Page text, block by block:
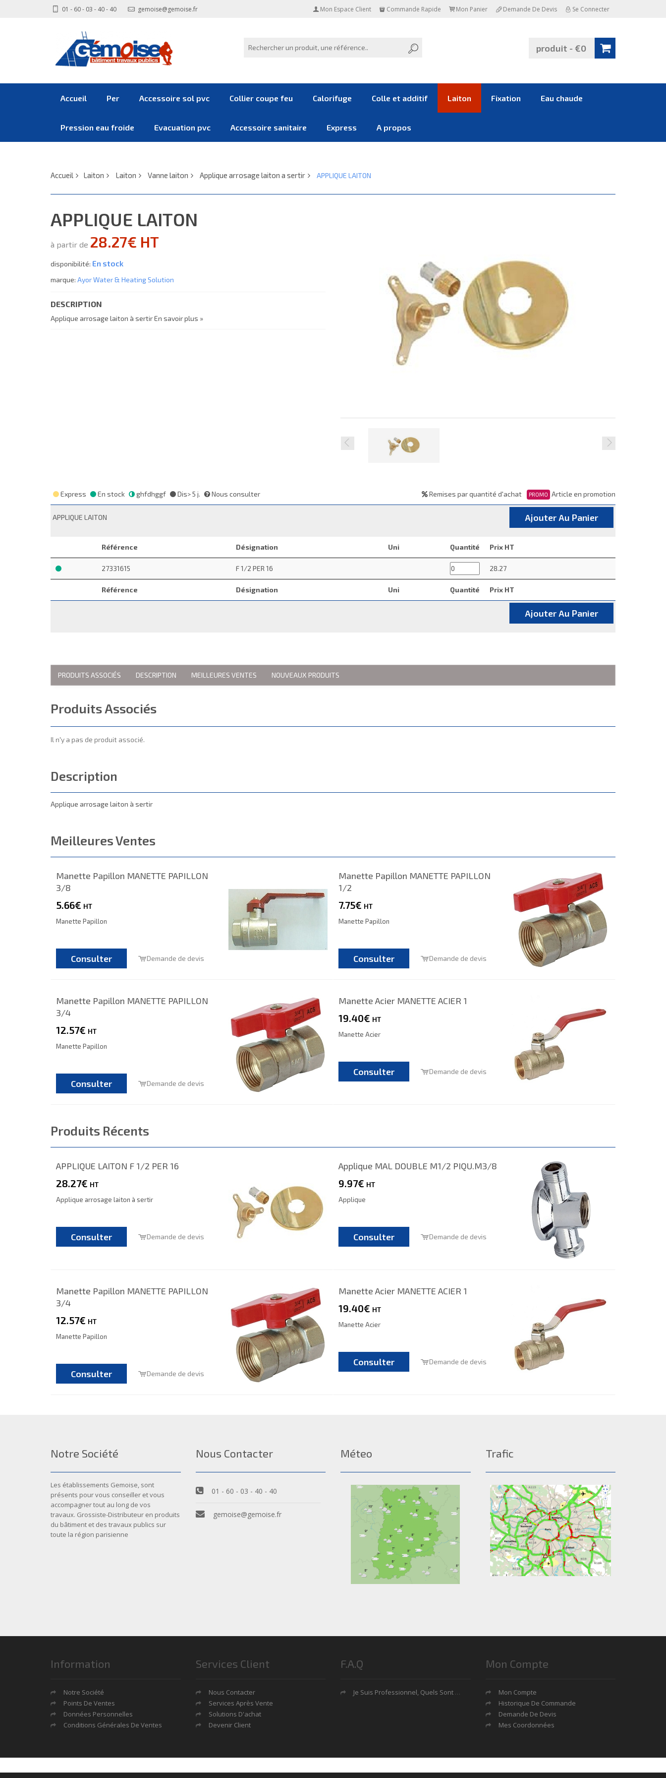
01 - 60 - 03 - 40 - 40 gemoise@gemoise.fr Mon Espace Client Commande Rapide Mon Panier Demande De Devis Se Connecter
produit - €0
Accueil Per Accessoire sol pvc Collier coupe feu Calorifuge Colle et additif Laiton Fixation Eau chaude
Pression eau froide Evacuation pvc Accessoire sanitaire Express A propos
Accueil Laiton Laiton Vanne laiton Applique arrosage laiton a sertir APPLIQUE LAITON
APPLIQUE LAITON
à partir de 28.27€ HT
disponibilité: En stock
marque: Ayor Water & Heating Solution
DESCRIPTION
Applique arrosage laiton à sertirEn savoir plus »
Express En stock ghfdhggf Dis> 5 j. Nous consulter Remises par quantité d'achat PROMO Article en promotion
APPLIQUE LAITON Ajouter Au Panier
Référence Désignation Uni Quantité Prix HT
Référence Désignation Uni Quantité Prix HT
27331615 F 1/2 PER 16 28.27
Ajouter Au Panier
PRODUITS ASSOCIÉS DESCRIPTION MEILLEURES VENTES NOUVEAUX PRODUITS
Produits Associés
Il n'y a pas de produit associé.
Description
Applique arrosage laiton à sertir
Meilleures Ventes
Manette Papillon MANETTE PAPILLON
3/8
5.66€ HT
Manette Papillon
Consulter Demande de devis
Manette Papillon MANETTE PAPILLON
1/2
7.75€ HT
Manette Papillon
Consulter Demande de devis
Manette Papillon MANETTE PAPILLON
3/4
12.57€ HT
Manette Papillon
Consulter Demande de devis
Manette Acier MANETTE ACIER 1
19.40€ HT
Manette Acier
Consulter Demande de devis
Produits Récents
APPLIQUE LAITON F 1/2 PER 16
28.27€ HT
Applique arrosage laiton à sertir
Consulter Demande de devis
Applique MAL DOUBLE M1/2 PIQU.M3/8
9.97€ HT
Applique
Consulter Demande de devis
Manette Papillon MANETTE PAPILLON
3/4
12.57€ HT
Manette Papillon
Consulter Demande de devis
Manette Acier MANETTE ACIER 1
19.40€ HT
Manette Acier
Consulter Demande de devis
Notre Société
Les établissements Gemoise, sont
présents pour vous conseiller et vous
accompagner tout au long de vos
travaux. Grossiste-Distributeur en produits
du bâtiment et des travaux publics sur
toute la région parisienne
Nous Contacter
01 - 60 - 03 - 40 - 40
gemoise@gemoise.fr
Méteo Trafic
Information
Notre Société
Points De Ventes
Données Personnelles
Conditions Générales De Ventes
Services Client
Nous Contacter
Services Après Vente
Solutions D'achat
Devenir Client
F.A.Q
Je Suis Professionnel, Quels Sont Mes Avantages?
Mon Compte
Mon Compte
Historique De Commande
Demande De Devis
Mes Coordonnées